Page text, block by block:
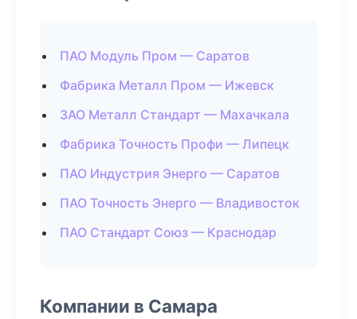
ПАО Модуль Пром — Саратов
Фабрика Металл Пром — Ижевск
ЗАО Металл Стандарт — Махачкала
Фабрика Точность Профи — Липецк
ПАО Индустрия Энерго — Саратов
ПАО Точность Энерго — Владивосток
ПАО Стандарт Союз — Краснодар
Компании в Самара